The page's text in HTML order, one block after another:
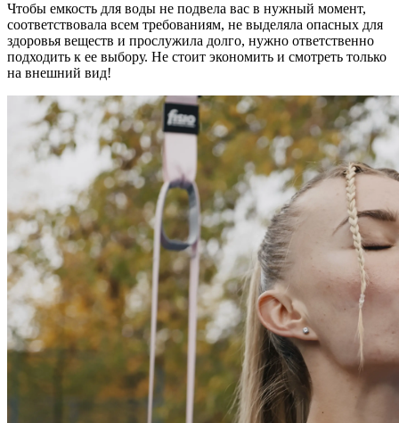
Чтобы емкость для воды не подвела вас в нужный момент,
соответствовала всем требованиям, не выделяла опасных для
здоровья веществ и прослужила долго, нужно ответственно
подходить к ее выбору. Не стоит экономить и смотреть только
на внешний вид!